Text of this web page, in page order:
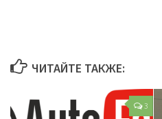
ЧИТАЙТЕ ТАКЖЕ:
3